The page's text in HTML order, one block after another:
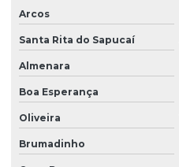
Arcos
Santa Rita do Sapucaí
Almenara
Boa Esperança
Oliveira
Brumadinho